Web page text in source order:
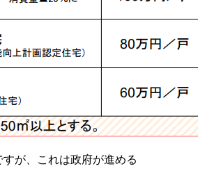
が、これは政府が進める